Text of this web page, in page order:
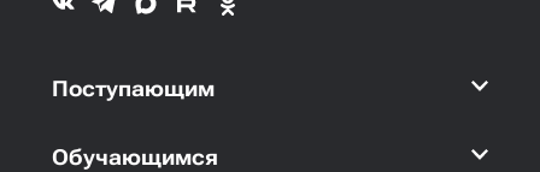
Поступающим
Обучающимся